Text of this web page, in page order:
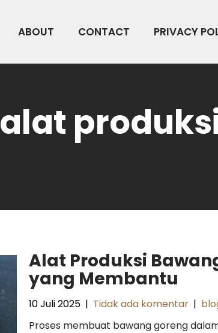
ABOUT CONTACT PRIVACY
alat
Alat Produksi
yang Membantu
10 Juli 2025 | Tidak ada komentar |
Proses membuat bawang goreng